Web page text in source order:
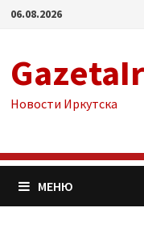
Перейти
06.08.2026
Новости Иркутска
МЕНЮ